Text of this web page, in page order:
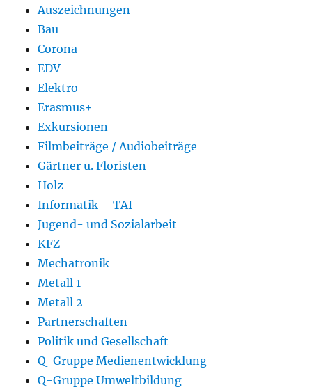
Auszeichnungen
Bau
Corona
EDV
Elektro
Erasmus+
Exkursionen
Filmbeiträge / Audiobeiträge
Gärtner u. Floristen
Holz
Informatik – TAI
Jugend- und Sozialarbeit
KFZ
Mechatronik
Metall 1
Metall 2
Partnerschaften
Politik und Gesellschaft
Q-Gruppe Medienentwicklung
Q-Gruppe Umweltbildung